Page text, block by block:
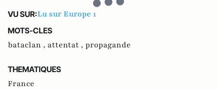
VU SUR:Lu sur Europe 1
MOTS-CLES
bataclan , attentat , propagande
THEMATIQUES
France